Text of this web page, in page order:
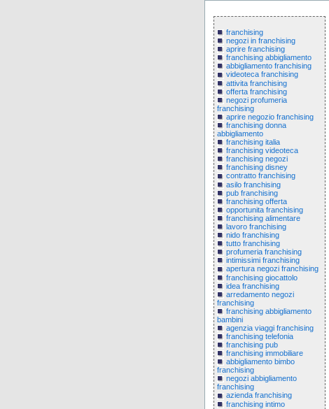
franchising
negozi in franchising
aprire franchising
franchising abbigliamento
abbigliamento franchising
videoteca franchising
attivita franchising
offerta franchising
negozi profumeria
franchising
aprire negozio franchising
franchising donna
abbigliamento
franchising italia
franchising videoteca
franchising negozi
franchising disney
contratto franchising
asilo franchising
pub franchising
franchising offerta
opportunita franchising
franchising alimentare
lavoro franchising
nido franchising
tutto franchising
profumeria franchising
intimissimi franchising
apertura negozi franchising
franchising giocattolo
idea franchising
arredamento negozi
franchising
franchising abbigliamento
bambini
agenzia viaggi franchising
franchising telefonia
franchising pub
franchising immobiliare
abbigliamento bimbo
franchising
negozi abbigliamento
franchising
azienda franchising
franchising intimo